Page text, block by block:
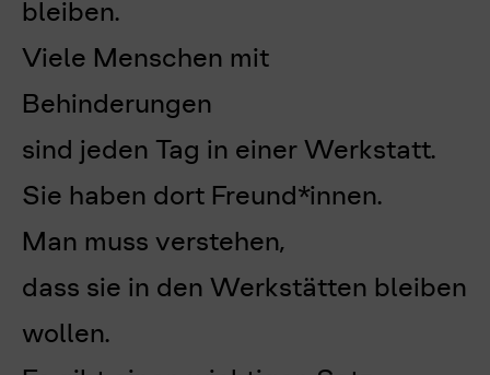
bleiben.
Viele Menschen mit
Behinderungen
sind jeden Tag in einer Werkstatt.
Sie haben dort Freund*innen.
Man muss verstehen,
dass sie in den Werkstätten bleiben
wollen.